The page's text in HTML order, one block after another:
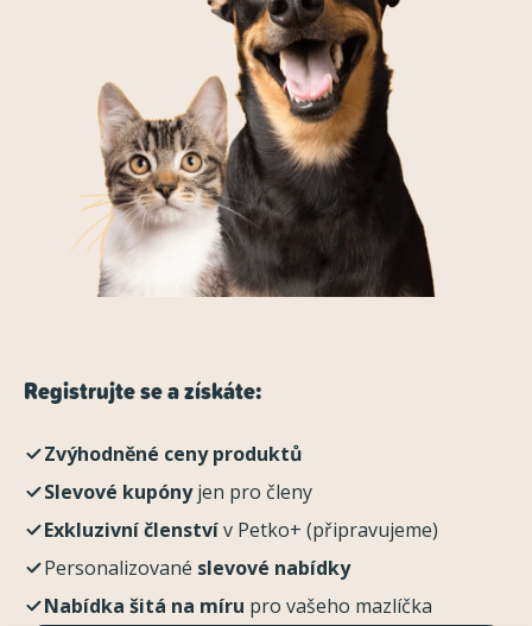
Registrujte se a získáte:
Zvýhodněné ceny produktů
Slevové kupónyjen pro členy
Exkluzivní členstvív Petko+ (připravujeme)
Personalizované slevové nabídky
Nabídka šitá na míru pro vašeho mazlíčka